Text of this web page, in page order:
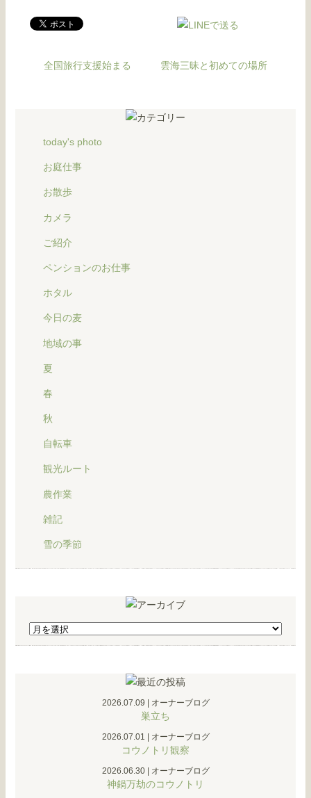
全国旅行支援始まる 雲海三昧と初めての場所
today's photo
お庭仕事
お散歩
カメラ
ご紹介
ペンションのお仕事
ホタル
今日の麦
地域の事
夏
春
秋
自転車
観光ルート
農作業
雑記
雪の季節
2026.07.09 オーナーブログ
巣立ち
2026.07.01 オーナーブログ
コウノトリ観察
2026.06.30| オーナーブログ
神鍋万劫のコウノトリ